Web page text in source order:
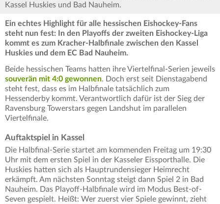
Kassel Huskies und Bad Nauheim.
Ein echtes Highlight für alle hessischen Eishockey-Fans
steht nun fest: In den Playoffs der zweiten Eishockey-Liga
kommt es zum Kracher-Halbfinale zwischen den Kassel
Huskies und dem EC Bad Nauheim.
Beide hessischen Teams hatten ihre Viertelfinal-Serien jeweils
souverän mit 4:0 gewonnen. Doch erst seit Dienstagabend
steht fest, dass es im Halbfinale tatsächlich zum
Hessenderby kommt. Verantwortlich dafür ist der Sieg der
Ravensburg Towerstars gegen Landshut im parallelen
Viertelfinale.
Auftaktspiel in Kassel
Die Halbfinal-Serie startet am kommenden Freitag um 19:30
Uhr mit dem ersten Spiel in der Kasseler Eissporthalle. Die
Huskies hatten sich als Hauptrundensieger Heimrecht
erkämpft. Am nächsten Sonntag steigt dann Spiel 2 in Bad
Nauheim. Das Playoff-Halbfinale wird im Modus Best-of-
Seven gespielt. Heißt: Wer zuerst vier Spiele gewinnt, zieht